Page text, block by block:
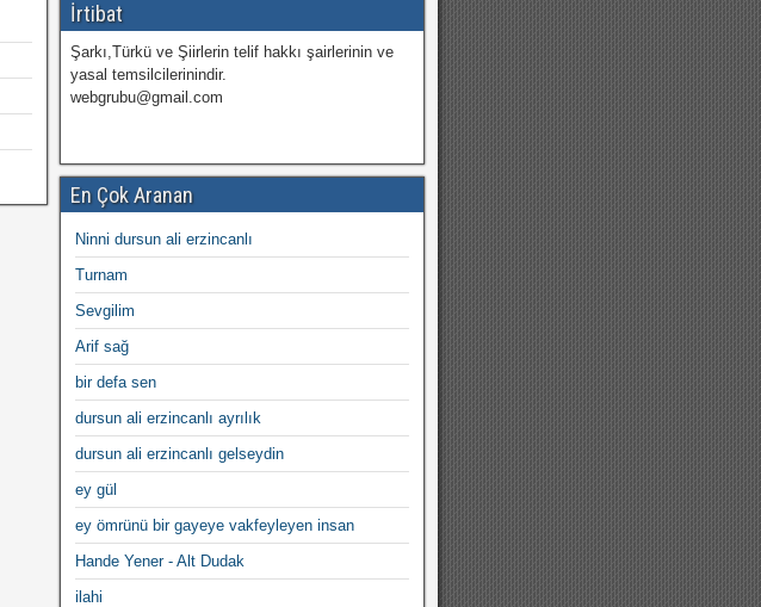
İrtibat
Şarkı,Türkü ve Şiirlerin telif hakkı şairlerinin ve
yasal temsilcilerinindir.
webgrubu@gmail.com
En Çok Aranan
Ninni dursun ali erzincanlı
Turnam
Sevgilim
Arif sağ
bir defa sen
dursun ali erzincanlı ayrılık
dursun ali erzincanlı gelseydin
ey gül
ey ömrünü bir gayeye vakfeyleyen insan
Hande Yener - Alt Dudak
ilahi